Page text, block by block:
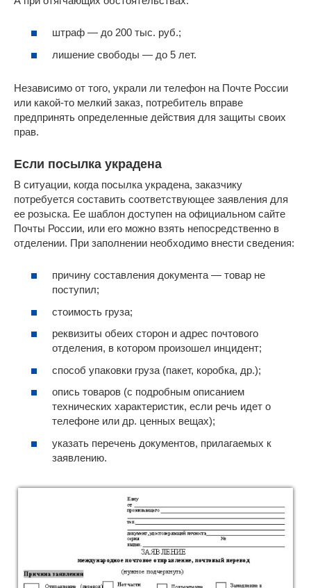
штраф — до 200 тыс. руб.;
лишение свободы — до 5 лет.
Независимо от того, украли ли телефон на Почте России
или какой-то мелкий заказ, потребитель вправе
предпринять определенные действия для защиты своих
прав.
Если посылка украдена
В ситуации, когда посылка украдена, заказчику
потребуется составить соответствующее заявления для
ее розыска. Ее шаблон доступен на официальном сайте
Почты России, или его можно взять непосредственно в
отделении. При заполнении необходимо внести сведения:
причину составления документа — товар не
поступил;
стоимость груза;
реквизиты обеих сторон и адрес почтового
отделения, в котором произошел инцидент;
способ упаковки груза (пакет, коробка, др.);
опись товаров (с подробным описанием
технических характеристик, если речь идет о
телефоне или др. ценных вещах);
указать перечень документов, прилагаемых к
заявлению.